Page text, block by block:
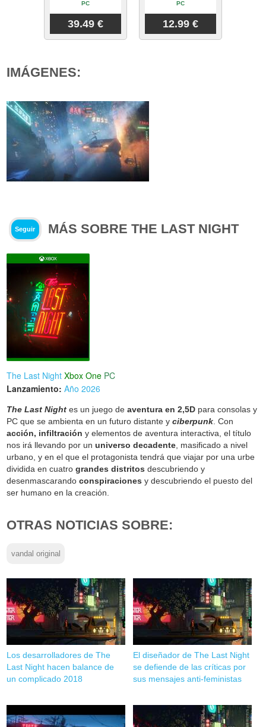
PC
39.49 €
PC
12.99 €
IMÁGENES:
Seguir MÁS SOBRE THE LAST NIGHT
The Last Night Xbox One PC
Lanzamiento: Año 2026
The Last Night es un juego de aventura en 2,5D para consolas y
PC que se ambienta en un futuro distante yciberpunk . Con
acción, infiltración y elementos de aventura interactiva, el título
nos irá llevando por ununiverso decadente , masificado a nivel
urbano, y en el que el protagonista tendrá que viajar por una urbe
dividida en cuatrograndes distritos descubriendo y
desenmascarandoconspiraciones y descubriendo el puesto del
ser humano en la creación.
OTRAS NOTICIAS SOBRE:
vandal original
Los desarrolladores de The
Last Night hacen balance de
un complicado 2018
El diseñador de The Last Night
se defiende de las críticas por
sus mensajes anti-feministas